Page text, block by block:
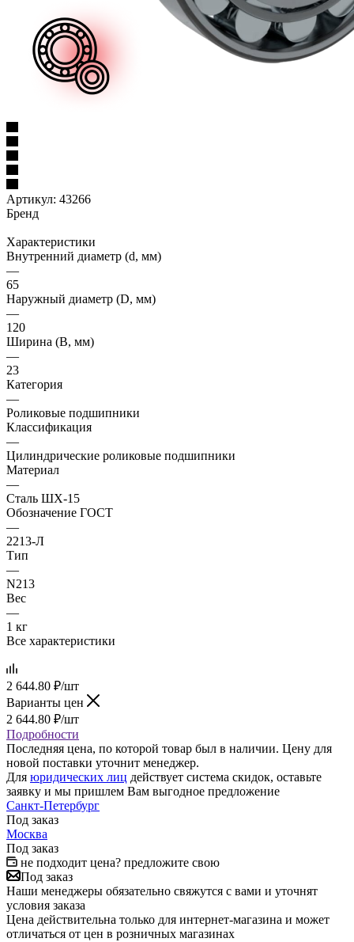
Артикул: 43266
Бренд
Характеристики
Внутренний диаметр (d, мм)
—
65
Наружный диаметр (D, мм)
—
120
Ширина (B, мм)
—
23
Категория
—
Роликовые подшипники
Классификация
—
Цилиндрические роликовые подшипники
Материал
—
Сталь ШХ-15
Обозначение ГОСТ
—
2213-Л
Тип
—
N213
Вес
—
1 кг
Все характеристики
2 644.80 ₽/шт
Варианты цен
2 644.80 ₽/шт
Подробности
Последняя цена, по которой товар был в наличии. Цену для
новой поставки уточнит менеджер.
Для юридических лиц действует система скидок, оставьте
заявку и мы пришлем Вам выгодное предложение
Санкт-Петербург
Под заказ
Москва
Под заказ
не подходит цена? предложите свою
Под заказ
Наши менеджеры обязательно свяжутся с вами и уточнят
условия заказа
Цена действительна только для интернет-магазина и может
отличаться от цен в розничных магазинах